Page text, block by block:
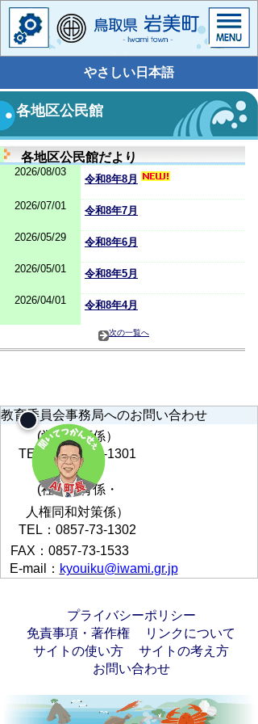
やさしい日本語
各地区公民館
各地区公民館だより
2026/08/03
令和8年8月
2026/07/01 令和8年7月
2026/05/29 令和8年6月
2026/05/01 令和8年5月
2026/04/01 令和8年4月
次の一覧へ
教育委員会事務局へのお問い合わせ
(学校教育係）
TEL：0857-73-1301
(社会教育係・
人権同和対策係）
TEL：0857-73-1302
FAX：0857-73-1533
E-mail： kyouiku@iwami.gr.jp
プライバシーポリシー
免責事項・著作権
リンクについて
サイトの使い方
サイトの考え方
お問い合わせ